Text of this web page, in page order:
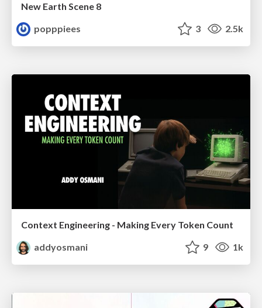
New Earth Scene 8
popppiees
3 2.5k
Context Engineering - Making Every Token Count
addyosmani
9 1k